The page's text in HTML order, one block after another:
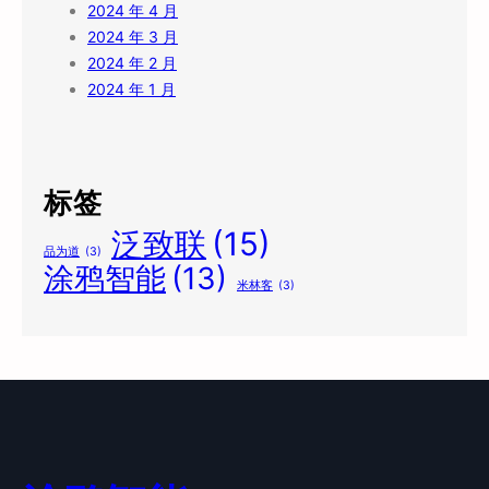
2024 年 4 月
2024 年 3 月
2024 年 2 月
2024 年 1 月
标签
品为道 (3) 泛致联 (15)
涂鸦智能 (13) 米林客 (3)